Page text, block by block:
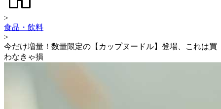
>
食品・飲料
>
今だけ増量！数量限定の【カップヌードル】登場、これは買
わなきゃ損